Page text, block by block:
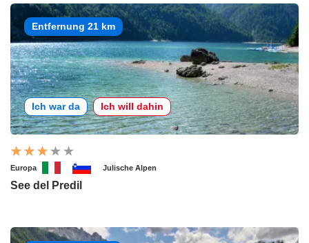
Entfernung 21 km
Ich war da Ich will dahin
Europa Julische Alpen
See del Predil